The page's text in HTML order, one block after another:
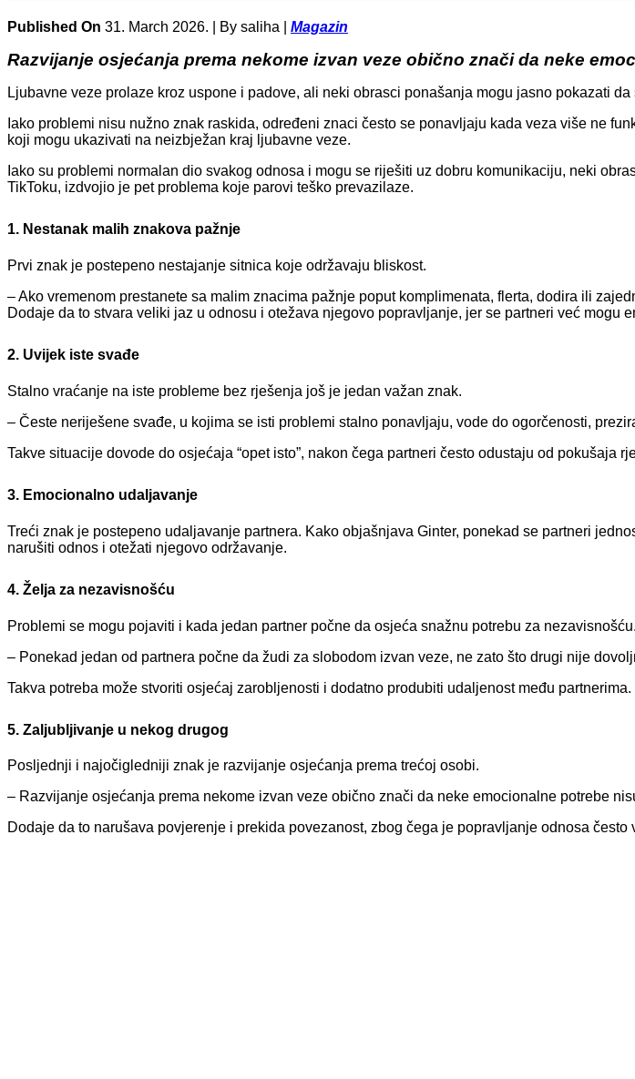
Published On 31. March 2026. | By saliha | Magazin
Razvijanje osjećanja prema nekome izvan veze obično znači da neke
Ljubavne veze prolaze kroz uspone i padove, ali neki obrasci ponašanja mogu jasno pokazati
Iako problemi nisu nužno znak raskida, određeni znaci često se ponavljaju kada veza više ne
koji mogu ukazivati na neizbježan kraj ljubavne veze.
Iako su problemi normalan dio svakog odnosa i mogu se riješiti uz dobru komunikaciju, neki
TikToku, izdvojio je pet problema koje parovi teško prevazilaze.
1. Nestanak malih znakova pažnje
Prvi znak je postepeno nestajanje sitnica koje održavaju bliskost.
– Ako vremenom prestanete sa malim znacima pažnje poput komplimenata, flerta, dodira ili
Dodaje da to stvara veliki jaz u odnosu i otežava njegovo popravljanje, jer se partneri već mogu
2. Uvijek iste svađe
Stalno vraćanje na iste probleme bez rješenja još je jedan važan znak.
– Česte neriješene svađe, u kojima se isti problemi stalno ponavljaju, vode do ogorčenosti,
Takve situacije dovode do osjećaja “opet isto”, nakon čega partneri često odustaju od pokušaja
3. Emocionalno udaljavanje
Treći znak je postepeno udaljavanje partnera. Kako objašnjava Ginter, ponekad se partneri
narušiti odnos i otežati njegovo održavanje.
4. Želja za nezavisnošću
Problemi se mogu pojaviti i kada jedan partner počne da osjeća snažnu potrebu za nezavisnošću.
– Ponekad jedan od partnera počne da žudi za slobodom izvan veze, ne zato što drugi nije
Takva potreba može stvoriti osjećaj zarobljenosti i dodatno produbiti udaljenost među partnerima.
5. Zaljubljivanje u nekog drugog
Posljednji i najočigledniji znak je razvijanje osjećanja prema trećoj osobi.
– Razvijanje osjećanja prema nekome izvan veze obično znači da neke emocionalne potrebe
Dodaje da to narušava povjerenje i prekida povezanost, zbog čega je popravljanje odnosa